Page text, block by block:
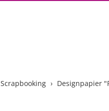
Scrapbooking Designpapier